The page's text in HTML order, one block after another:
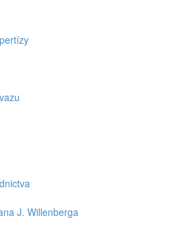
J. Willenberga